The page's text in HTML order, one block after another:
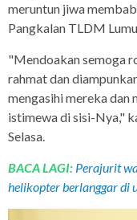
meruntun jiwa
Pangkalan TLDM
"Mendoakan semoga
rahmat dan
mengasihi mereka dan
istimewa di sisi-Nya,"
Selasa.
BACA LAGI: Perajurit
helikopter berlanggar di